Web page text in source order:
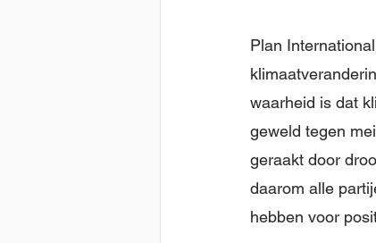
Plan
waarheid is dat
geweld tegen
geraakt door
daarom alle
hebben voor